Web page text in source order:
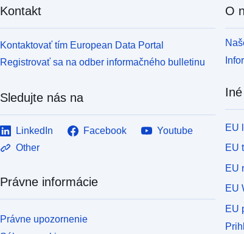
Kontakt
Kontaktovať tím European Data Portal
Registrovať sa na odber informačného bulletinu
Sledujte nás na
LinkedIn Facebook
Youtube
Other
Právne informácie
Právne upozornenie
O
EU
EU
EU
EU
EU